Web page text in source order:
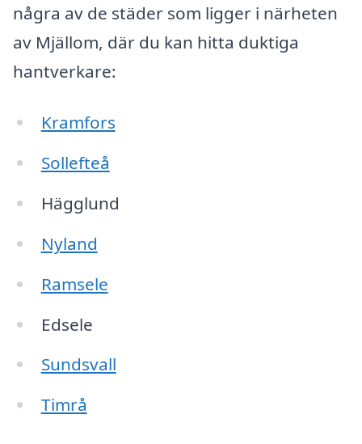
några av de städer som ligger i närheten
av Mjällom, där du kan hitta duktiga
hantverkare:
Kramfors
Sollefteå
Hägglund
Nyland
Ramsele
Edsele
Sundsvall
Timrå